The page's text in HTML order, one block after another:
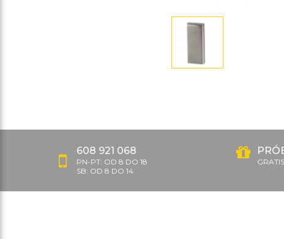
608 921 068
PN-PT: OD 8 DO 18
SB: OD 8 DO 14